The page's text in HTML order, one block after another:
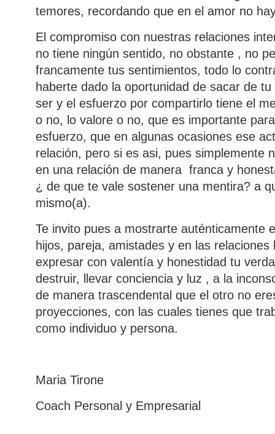
temores, recordando que en el amor no
El compromiso con nuestras relaciones
no tiene ningún sentido, no obstante , no
francamente tus sentimientos, todo lo
haberte dado la oportunidad de sacar de
ser y el esfuerzo por compartirlo tiene el
o no, lo valore o no, que es importante
esfuerzo, que en algunas ocasiones ese
relación, pero si es asi, pues simplemente
en una relación de manera franca y
¿ de que te vale sostener una mentira? a
mismo(a).
Te invito pues a mostrarte auténticamente
hijos, pareja, amistades y en las
expresar con valentía y honestidad tu
destruir, llevar conciencia y luz , a la
de manera trascendental que el otro no
proyecciones, con las cuales tienes que
como individuo y persona.
Maria Tirone
Coach Personal y Empresarial